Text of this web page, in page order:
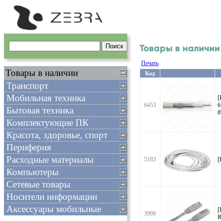
Товары в
Печать
Код
6453
5183
3999
Товары в наличии
Транспорт
Мобильная техника
Бытовая техника
Комплектующие ПК
Красота, здоровье, спорт
Периферия
Расходные материалы
Компьютеры
Сетевые товары
Носители информации
Аксессуары мобильные